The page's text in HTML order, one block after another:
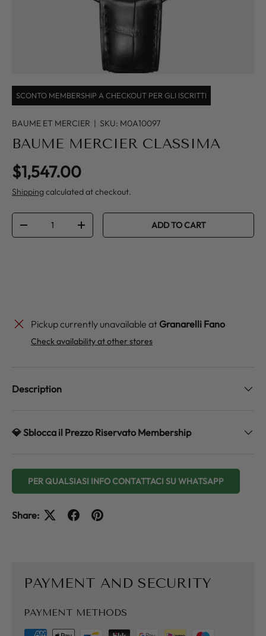
SCONTO MEMBERSHIP A CHECKOUT PER GLI ISCRITTI
BAUME ET MERCIER | SKU: M0A10097
BAUME MERCIER CLASSIMA
Regular price
$1,547.00
Shipping calculated at checkout.
Qty
DECREASE QUANTITYINCREASE QUANTITYADD TO CART
Pickup currently unavailable at Granarelli Fano
Check availability at other stores
Description
💎 Sblocca il Prezzo Riservato Membership
PER QUALSIASI INFO CONTATTACI SU WHATSAPP
Share:
PAYMENT AND SECURITY
PAYMENT METHODS